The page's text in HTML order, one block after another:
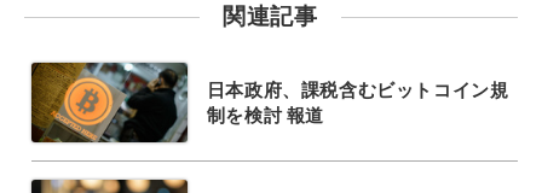
関連記事
日本政府、課税含むビットコイン規
制を検討 報道